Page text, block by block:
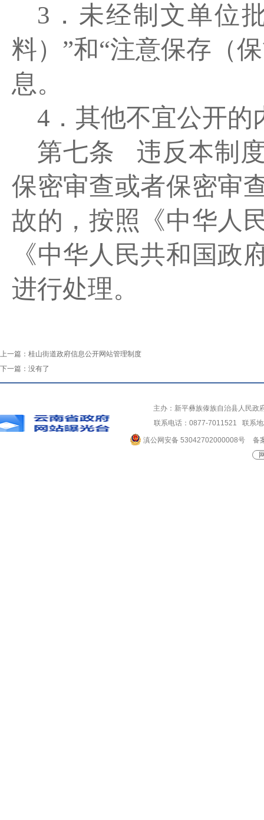
3．未经制文单位
料）”和“注意保存（
息。
4．其他不宜公开的
第七条
违反本制
保密审查或者保密审
故的，按照《中华人
《中华人民共和国政
进行处理。
上一篇： 桂山街道政府信息公开网站管理制度
下一篇： 没有了
主办：新平彝族傣族自治县人民
联系电话：0877-7011521 联系
滇公网安备 53042702000008号
备